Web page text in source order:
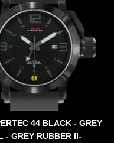
44 BLACK - GREY
- GREY RUBBER II-